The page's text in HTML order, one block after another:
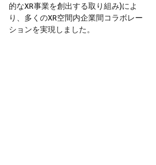
的なXR事業を創出する取り組み)によ
り、多くのXR空間内企業間コラボレー
ションを実現しました。